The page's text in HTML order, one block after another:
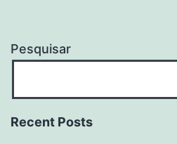
Pesquisar
Recent Posts